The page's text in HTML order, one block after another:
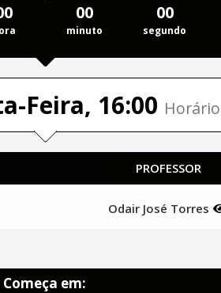
00
minuto
00
segundo
Feira, 16:00
PROFESSOR
Odair José Torres
Começa em: